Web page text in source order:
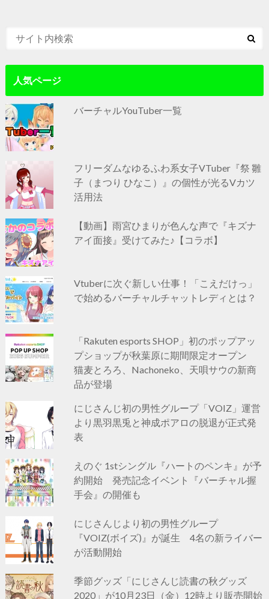
人気ページ
バーチャルYouTuber一覧
フリーダムなゆるふわ系女子VTuber『祭 雛
子（まつり ひなこ）』の個性が光るVカツ
活用法
【動画】雨宮ひまりが色んな声で『キズナ
アイ面接』受けてみた♪【コラボ】
Vtuberに次ぐ新しい仕事！「こえだけっ」
で始めるバーチャルチャットレディとは？
「Rakuten esports SHOP」初のポップアッ
プショップが秋葉原に期間限定オープン
猫麦とろろ、Nachoneko、天唄サウの新商
品が登場
にじさんじ初の男性グループ「VOIZ」運営
より黒羽黒兎と神成ポアロの脱退が正式発
表
えのぐ 1stシングル『ハートのペンキ』が予
約開始 発売記念イベント『バーチャル握
手会』の開催も
にじさんじより初の男性グループ
『VOIZ(ボイズ)』が誕生 4名の新ライバー
が活動開始
季節グッズ「にじさんじ読書の秋グッズ
2020」が10月23日（金）12時より販売開始